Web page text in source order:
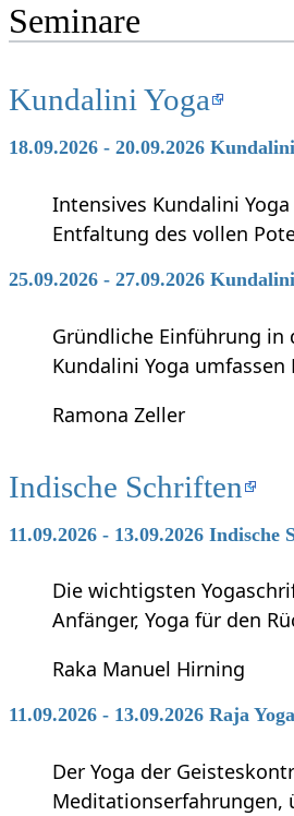
Seminare
Kundalini Yoga
18.09.2026 - 20.09.2026
Intensives Kundalini
Entfaltung des vollen
25.09.2026 - 27.09.2026
Gründliche Einführung in
Kundalini Yoga umfassen
Ramona Zeller
Indische Schriften
11.09.2026 - 13.09.2026
Die wichtigsten
Anfänger, Yoga für den
Raka Manuel Hirning
11.09.2026 - 13.09.2026 Raja
Der Yoga der
Meditationserfahrungen,